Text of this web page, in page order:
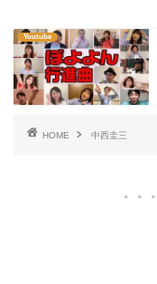
Youtube
HOME 中西圭三